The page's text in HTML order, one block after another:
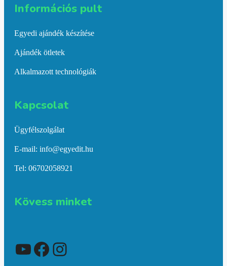
Információs pult​
Egyedi ajándék készítése
Ajándék ötletek
Alkalmazott technológiák
Kapcsolat​
Ügyfélszolgálat
E-mail: info@egyedit.hu
Tel: 06702058921
Kövess minket
YouTube
Facebook
Instagram